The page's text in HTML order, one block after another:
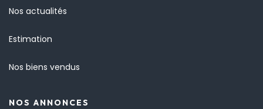
Nos actualités
Estimation
Nos biens vendus
NOS ANNONCES